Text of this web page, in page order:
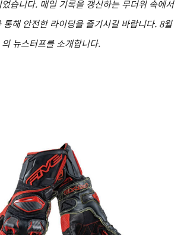
습니다. 매일 기록을 갱신하는 무더위 속에서
통해 안전한 라이딩을 즐기시길 바랍니다. 8월
의 뉴스터프를 소개합니다.